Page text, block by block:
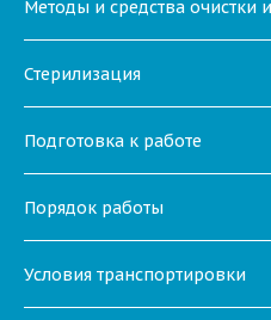
Методы и средства очистки
Стерилизация
Подготовка к работе
Порядок работы
Условия транспортировки